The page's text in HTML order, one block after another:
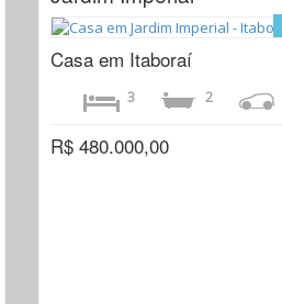
Casa em Itaboraí
3 2
R$ 480.000,00